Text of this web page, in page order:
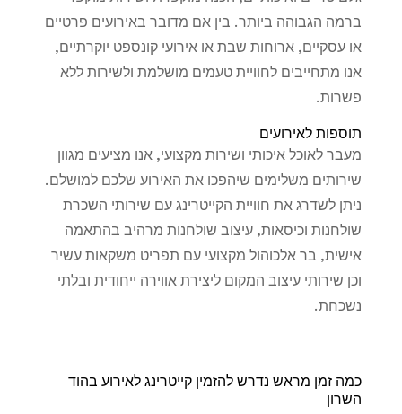
ברמה הגבוהה ביותר. בין אם מדובר באירועים פרטיים
או עסקיים, ארוחות שבת או אירועי קונספט יוקרתיים,
אנו מתחייבים לחוויית טעמים מושלמת ולשירות ללא
פשרות.
תוספות לאירועים
מעבר לאוכל איכותי ושירות מקצועי, אנו מציעים מגוון
שירותים משלימים שיהפכו את האירוע שלכם למושלם.
ניתן לשדרג את חוויית הקייטרינג עם שירותי השכרת
שולחנות וכיסאות, עיצוב שולחנות מרהיב בהתאמה
אישית, בר אלכוהול מקצועי עם תפריט משקאות עשיר
וכן שירותי עיצוב המקום ליצירת אווירה ייחודית ובלתי
נשכחת.
כמה זמן מראש נדרש להזמין קייטרינג לאירוע בהוד
השרון